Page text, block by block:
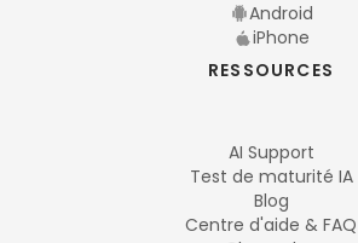
Android
iPhone
RESSOURCES
AI Support
Test de maturité IA
Blog
Centre d'aide & FAQ